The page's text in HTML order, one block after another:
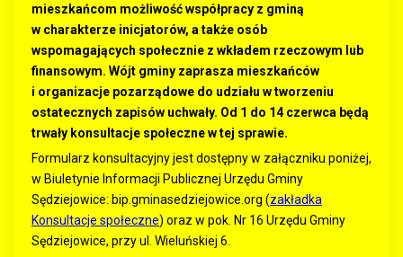
mieszkańcom możliwość współpracy z gminą
w charakterze inicjatorów, a także osób
wspomagających społecznie z wkładem rzeczowym lub
finansowym. Wójt gminy zaprasza mieszkańców
i organizacje pozarządowe do udziału w tworzeniu
ostatecznych zapisów uchwały. Od 1 do 14 czerwca będą
trwały konsultacje społeczne w tej sprawie.
Formularz konsultacyjny jest dostępny w załączniku poniżej,
w Biuletynie Informacji Publicznej Urzędu Gminy
Sędziejowice: bip.gminasedziejowice.org (zakładka
Konsultacje społeczne) oraz w pok. Nr 16 Urzędu Gminy
Sędziejowice, przy ul. Wieluńskiej 6.